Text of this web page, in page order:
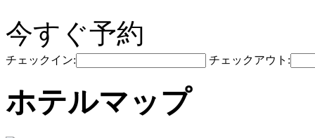
今すぐ予約
チェックイン: チェックアウト:
ホテルマップ